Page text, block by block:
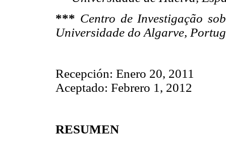
*** Centro de Investigação
Universidade do Algarve,
Recepción: Enero 20, 2011
Aceptado: Febrero 1, 2012
RESUMEN